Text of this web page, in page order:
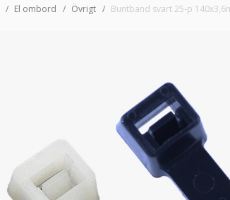
El ombord Övrigt Buntband svart 25-p